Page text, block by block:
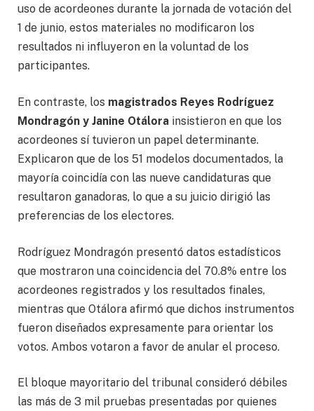
uso de acordeones durante la jornada de votación del
1 de junio, estos materiales no modificaron los
resultados ni influyeron en la voluntad de los
participantes.
En contraste, los magistrados Reyes Rodríguez
Mondragón y Janine Otálora insistieron en que los
acordeones sí tuvieron un papel determinante.
Explicaron que de los 51 modelos documentados, la
mayoría coincidía con las nueve candidaturas que
resultaron ganadoras, lo que a su juicio dirigió las
preferencias de los electores.
Rodríguez Mondragón presentó datos estadísticos
que mostraron una coincidencia del 70.8% entre los
acordeones registrados y los resultados finales,
mientras que Otálora afirmó que dichos instrumentos
fueron diseñados expresamente para orientar los
votos. Ambos votaron a favor de anular el proceso.
El bloque mayoritario del tribunal consideró débiles
las más de 3 mil pruebas presentadas por quienes